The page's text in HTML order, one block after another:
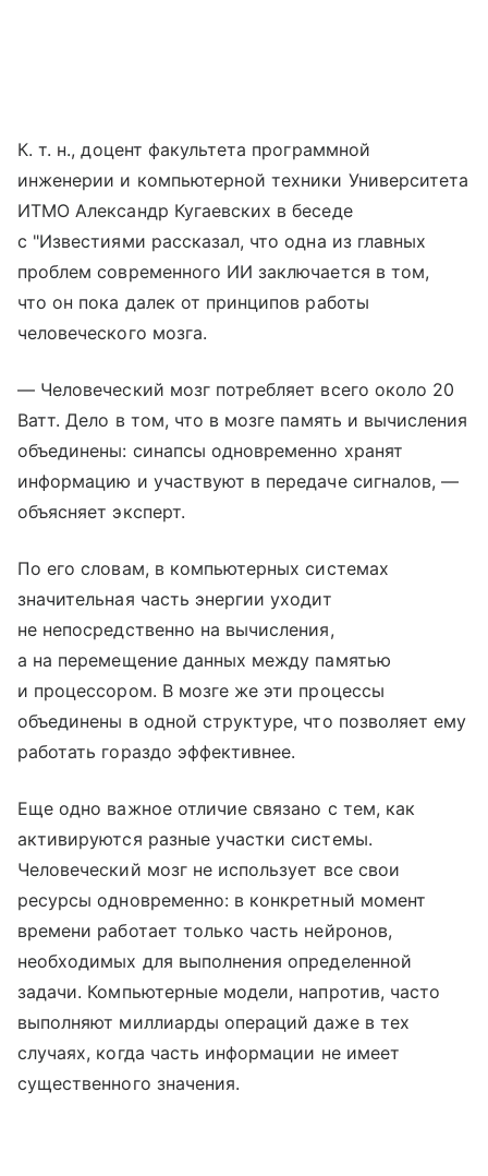
К. т. н., доцент факультета программной
инженерии и компьютерной техники Университета
ИТМО Александр Кугаевских в беседе
с "Известиями рассказал, что одна из главных
проблем современного ИИ заключается в том,
что он пока далек от принципов работы
человеческого мозга.
— Человеческий мозг потребляет всего около 20
Ватт. Дело в том, что в мозге память и вычисления
объединены: синапсы одновременно хранят
информацию и участвуют в передаче сигналов, —
объясняет эксперт.
По его словам, в компьютерных системах
значительная часть энергии уходит
не непосредственно на вычисления,
а на перемещение данных между памятью
и процессором. В мозге же эти процессы
объединены в одной структуре, что позволяет ему
работать гораздо эффективнее.
Еще одно важное отличие связано с тем, как
активируются разные участки системы.
Человеческий мозг не использует все свои
ресурсы одновременно: в конкретный момент
времени работает только часть нейронов,
необходимых для выполнения определенной
задачи. Компьютерные модели, напротив, часто
выполняют миллиарды операций даже в тех
случаях, когда часть информации не имеет
существенного значения.